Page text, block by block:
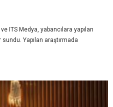
ITS Medya, yabancılara yapılan
Yapılan araştırmada